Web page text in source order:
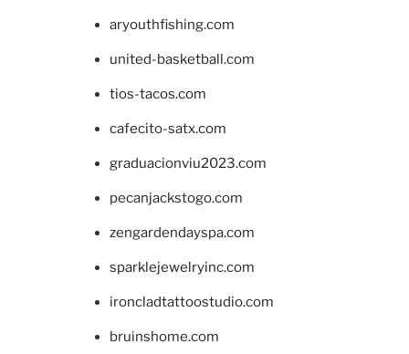
aryouthfishing.com
united-basketball.com
tios-tacos.com
cafecito-satx.com
graduacionviu2023.com
pecanjackstogo.com
zengardendayspa.com
sparklejewelryinc.com
ironcladtattoostudio.com
bruinshome.com